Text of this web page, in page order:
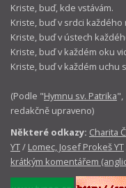
Kriste, buď, kde vstávám.
Kriste, buď v srdci každého
Kriste, buď v ústech
Kriste, buď v každém oku
Kriste, buď v každém uchu
(Podle "Hymnu sv. Patrika",
redakčně upraveno)
Některé odkazy: Charita
YT/ Lomec, Josef Prokeš YT
krátkým komentářem